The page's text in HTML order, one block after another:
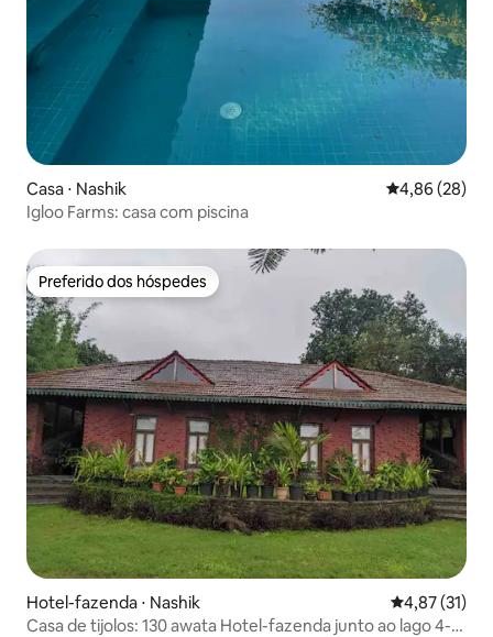
Casa ⋅ Nashik 4,86 de uma
4,86 (28)
Igloo Farms: casa com piscina
Preferido dos hóspedes
Preferido dos hóspedes
Hotel-fazenda ⋅ Nashik 4,87 de uma
4,87 (31)
Casa de tijolos: 130 awata Hotel-fazenda junto ao lago 4-6